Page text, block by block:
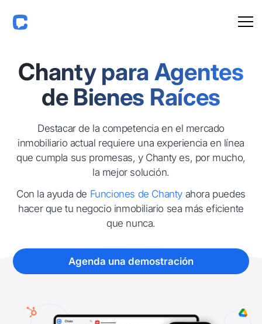
Chanty para Agentes
de Bienes Raíces
Destacar de la competencia en el mercado
inmobiliario actual requiere una experiencia en línea
que cumpla sus promesas, y Chanty es, por mucho,
la mejor solución.
Con la ayuda de Funciones de Chanty ahora puedes
hacer que tu negocio inmobiliario sea más eficiente
que nunca.
Agenda una demostración